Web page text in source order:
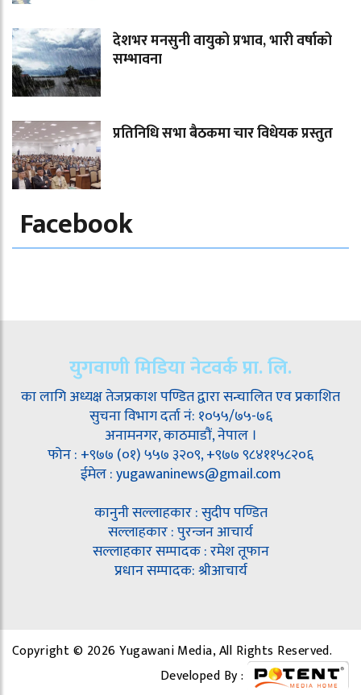
देशभर मनसुनी वायुको प्रभाव, भारी वर्षाको
सम्भावना
प्रतिनिधि सभा बैठकमा चार विधेयक प्रस्तुत
Facebook
युगवाणी मिडिया नेटवर्क प्रा. लि.
का लागि अध्यक्ष तेजप्रकाश पण्डित द्वारा सन्चालित एव प्रकाशित
सुचना विभाग दर्ता नं: १०५५/७५-७६
अनामनगर, काठमाडौं, नेपाल ।
फोन : +९७७ (०१) ५५७ ३२०९, +९७७ ९८४११५८२०६
ईमेल : yugawaninews@gmail.com
कानुनी सल्लाहकार : सुदीप पण्डित
सल्लाहकार : पुरन्जन आचार्य
सल्लाहकार सम्पादक : रमेश तूफान
प्रधान सम्पादक: श्रीआचार्य
Copyright © 2026 Yugawani Media, All Rights Reserved.
Developed By :